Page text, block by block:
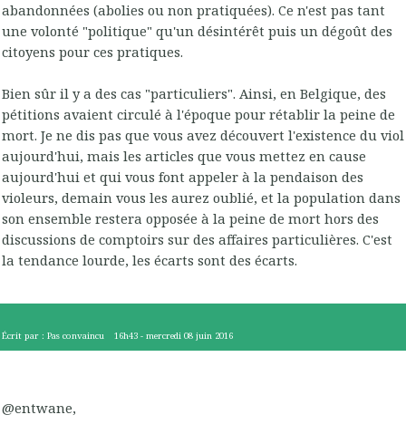
abandonnées (abolies ou non pratiquées). Ce n'est pas tant
une volonté "politique" qu'un désintérêt puis un dégoût des
citoyens pour ces pratiques.
Bien sûr il y a des cas "particuliers". Ainsi, en Belgique, des
pétitions avaient circulé à l'époque pour rétablir la peine de
mort. Je ne dis pas que vous avez découvert l'existence du viol
aujourd'hui, mais les articles que vous mettez en cause
aujourd'hui et qui vous font appeler à la pendaison des
violeurs, demain vous les aurez oublié, et la population dans
son ensemble restera opposée à la peine de mort hors des
discussions de comptoirs sur des affaires particulières. C'est
la tendance lourde, les écarts sont des écarts.
Écrit par : Pas convaincu 16h43 -mercredi 08 juin 2016
@entwane,